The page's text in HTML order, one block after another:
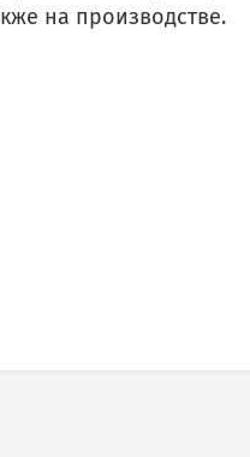
на производстве.